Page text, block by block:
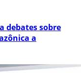
debates sobre
a